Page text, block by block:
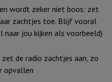
wordt zeker niet boos: zet
zachtjes toe. Blijf vooral
naar jou kijken als voorbeeld)
de radio zachtjes aan, zo
opvallen